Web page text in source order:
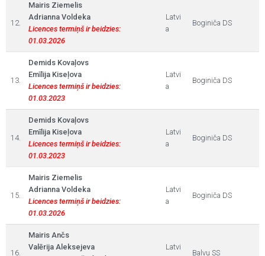
12.
Mairis Ziemelis
Adrianna Voldeka
Licences termiņš ir beidzies:
01.03.2026
Latvi
a
Boginiča DS
13.
Demids Kovaļovs
Emīlija Kiseļova
Licences termiņš ir beidzies:
01.03.2023
Latvi
a
Boginiča DS
14.
Demids Kovaļovs
Emīlija Kiseļova
Licences termiņš ir beidzies:
01.03.2023
Latvi
a
Boginiča DS
15.
Mairis Ziemelis
Adrianna Voldeka
Licences termiņš ir beidzies:
01.03.2026
Latvi
a
Boginiča DS
16.
Mairis Ančs
Valērija Aleksejeva
Latvi
Balvu SS